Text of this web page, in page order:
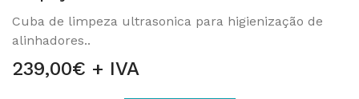
Cuba de limpeza ultrasonica para higienização de
alinhadores..
239,00€ + IVA